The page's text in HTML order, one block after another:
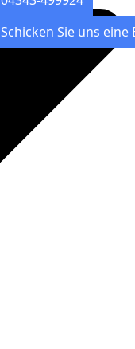
Schicken Sie uns eine